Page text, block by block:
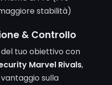
stabilità)
& Controllo
tuo obiettivo con
Marvel Rivals,
sulla